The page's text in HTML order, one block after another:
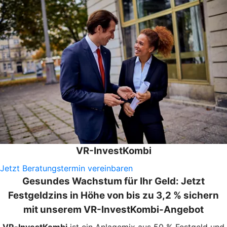
VR-InvestKombi
Jetzt Beratungstermin vereinbaren
Gesundes Wachstum für Ihr Geld: Jetzt
Festgeldzins in Höhe von bis zu 3,2 % sichern
mit unserem VR-InvestKombi-Angebot